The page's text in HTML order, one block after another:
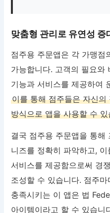
맞춤형 관리로 유연성 증
점주용 주문앱은 각 가맹점
가능합니다. 고객의 필요와
기능과 서비스를 제공하여
이를 통해 점주들은 자신의
방식으로 앱을 사용할 수 있
결국 점주용 주문앱을 통해
니즈를 정확히 파악하고,
서비스를 제공함으로써 경
조성할 수 있습니다. 점주
충족시키는 이 앱은 법
아이템이라고 할 수 있습니